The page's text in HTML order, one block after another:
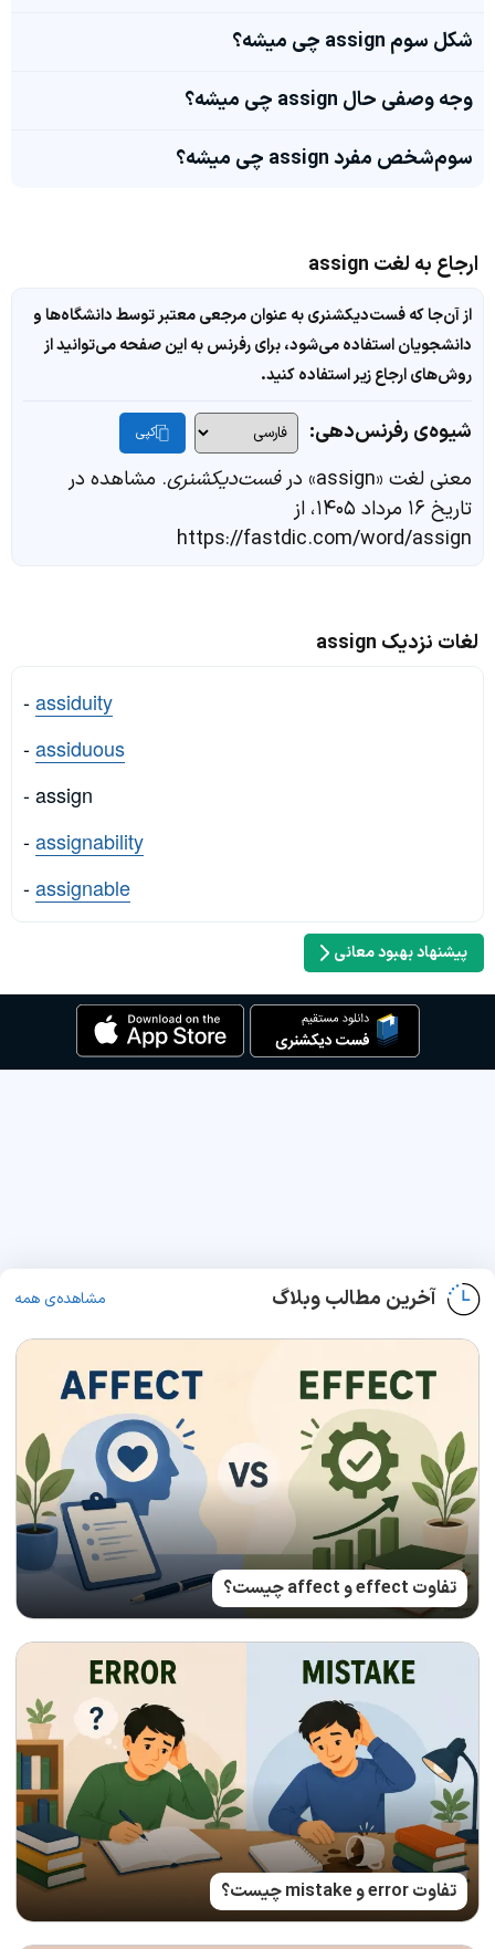
شکل سوم assign چی میشه؟
وجه وصفی حال assign چی میشه؟
سوم‌شخص مفرد assign چی میشه؟
ارجاع به لغت assign
از آن‌جا که فست‌دیکشنری به عنوان مرجعی معتبر توسط دانشگاه‌ها و
دانشجویان استفاده می‌شود، برای رفرنس به این صفحه می‌توانید از
روش‌های ارجاع زیر استفاده کنید.
شیوه‌ی رفرنس‌دهی: کپی
معنی لغت «assign» در فست‌دیکشنری. مشاهده در
تاریخ ۱۶ مرداد ۱۴۰۵، از
https://fastdic.com/word/assign
لغات نزدیک assign
-assiduity
-assiduous
- assign
-assignability
-assignable
پیشنهاد بهبود معانی
آخرین مطالب وبلاگ مشاهده‌ی همه
تفاوت effect و affect چیست؟
تفاوت error و mistake چیست؟